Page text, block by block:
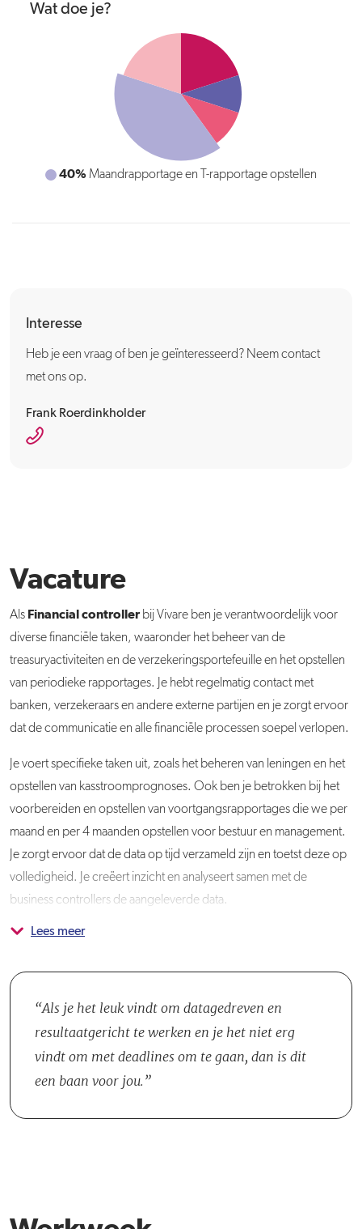
Wat doe je?
40% Maandrapportage en T-rapportage opstellen
Interesse
Heb je een vraag of ben je geïnteresseerd? Neem contact
met ons op.
Frank Roerdinkholder
Vacature
Als Financial controllerbij Vivare ben je verantwoordelijk voor
diverse financiële taken, waaronder het beheer van de
treasuryactiviteiten en de verzekeringsportefeuille en het opstellen
van periodieke rapportages. Je hebt regelmatig contact met
banken, verzekeraars en andere externe partijen en je zorgt ervoor
dat de communicatie en alle financiële processen soepel verlopen.
Je voert specifieke taken uit, zoals het beheren van leningen en het
opstellen van kasstroomprognoses. Ook ben je betrokken bij het
voorbereiden en opstellen van voortgangsrapportages die we per
maand en per 4 maanden opstellen voor bestuur en management.
Je zorgt ervoor dat de data op tijd verzameld zijn en toetst deze op
volledigheid. Je creëert inzicht en analyseert samen met de
business controllers de aangeleverde data.
Je maakt deel uit van team Control, bestaande uit tien collega's.
de taak waaraan je op dat moment werkt. Daarnaast ben je een
belangrijk aanspreekpunt voor je collega's en ondersteun je ze,
indien nodig, bij financiële vraagstukken.
Lees meer
Als je het leuk vindt om datagedreven en
resultaatgericht te werken en je het niet erg
vindt om met deadlines om te gaan, dan is dit
een baan voor jou.